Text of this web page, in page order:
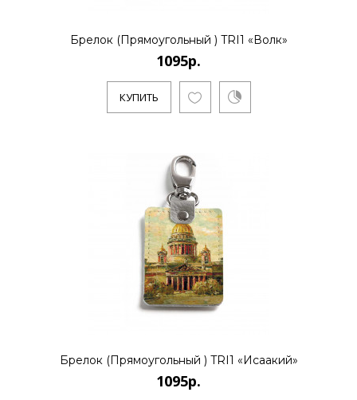
1095р.
..
КУПИТЬ
1095р.
КУПИТЬ
Брелок (Прямоугольный ) TRI1 «Волк»
1095р.
КУПИТЬ
Брелок (Прямоугольный ) TRI1 «Исаакий»
1095р.